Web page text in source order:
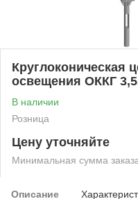
Круглоконическая
освещения ОККГ
В наличии
Розница
Цену уточняйте
Минимальная сумма
Описание